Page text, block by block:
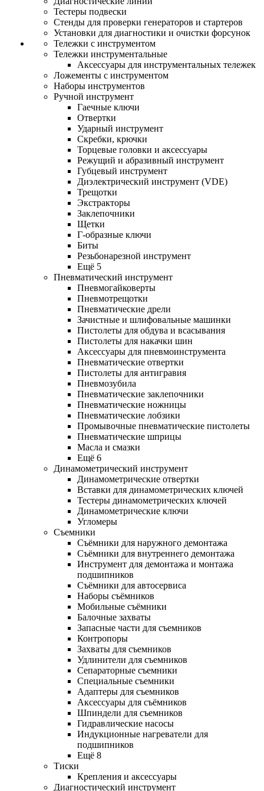
Тестеры подвески
Стенды для проверки генераторов и стартеров
Установки для диагностики и очистки форсунок
Тележки с инструментом
Тележки инструментальные
Аксессуары для инструментальных тележек
Ложементы с инструментом
Наборы инструментов
Ручной инструмент
Гаечные ключи
Отвертки
Ударный инструмент
Скребки, крючки
Торцевые головки и аксессуары
Режущий и абразивный инструмент
Губцевый инструмент
Диэлектрический инструмент (VDE)
Трещотки
Экстракторы
Заклепочники
Щетки
Г-образные ключи
Биты
Резьбонарезной инструмент
Ещё 5
Пневматический инструмент
Пневмогайковерты
Пневмотрещотки
Пневматические дрели
Зачистные и шлифовальные машинки
Пистолеты для обдува и всасывания
Пистолеты для накачки шин
Аксессуары для пневмоинструмента
Пневматические отвертки
Пистолеты для антигравия
Пневмозубила
Пневматические заклепочники
Пневматические ножницы
Пневматические лобзики
Промывочные пневматические пистолеты
Пневматические шприцы
Масла и смазки
Ещё 6
Динамометрический инструмент
Динамометрические отвертки
Вставки для динамометрических ключей
Тестеры динамометрических ключей
Динамометрические ключи
Угломеры
Съемники
Съёмники для наружного демонтажа
Съёмники для внутреннего демонтажа
Инструмент для демонтажа и монтажа
подшипников
Съёмники для автосервиса
Наборы съёмников
Мобильные съёмники
Балочные захваты
Запасные части для съемников
Контропоры
Захваты для съемников
Удлинители для съемников
Сепараторные съемники
Специальные съемники
Адаптеры для съемников
Аксессуары для съёмников
Шпиндели для съемников
Гидравлические насосы
Индукционные нагреватели для
подшипников
Ещё 8
Тиски
Крепления и аксессуары
Диагностический инструмент